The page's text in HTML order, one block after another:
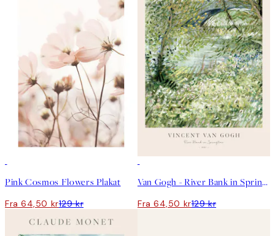
Pink Cosmos Flowers Plakat
Fra 64,50 kr129 kr
Van Gogh - River Bank in Springtime Plakat
Fra 64,50 kr129 kr